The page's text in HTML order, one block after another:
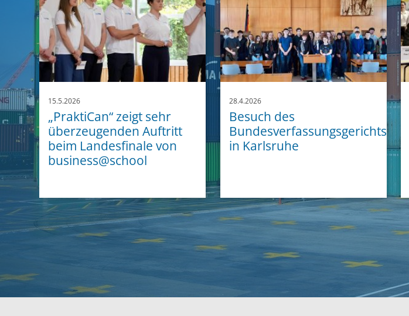
15.5.2026
„PraktiCan“ zeigt sehr
überzeugenden Auftritt
beim Landesfinale von
business@school
28.4.2026
Besuch des
Bundesverfassungsgerichts
in Karlsruhe